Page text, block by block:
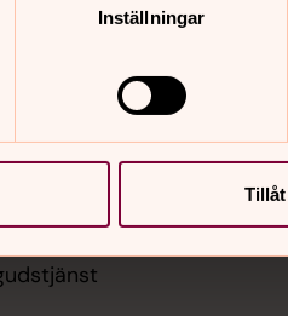
Inställningar
kyrka
12.00
Hålanda kyrka